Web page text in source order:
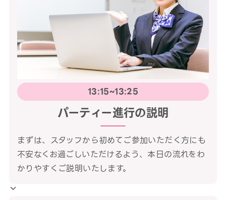
13:15~13:25
パーティー進行の説明
まずは、スタッフから初めてご参加いただく方にも
不安なくお過ごしいただけるよう、本日の流れをわ
かりやすくご説明いたします。